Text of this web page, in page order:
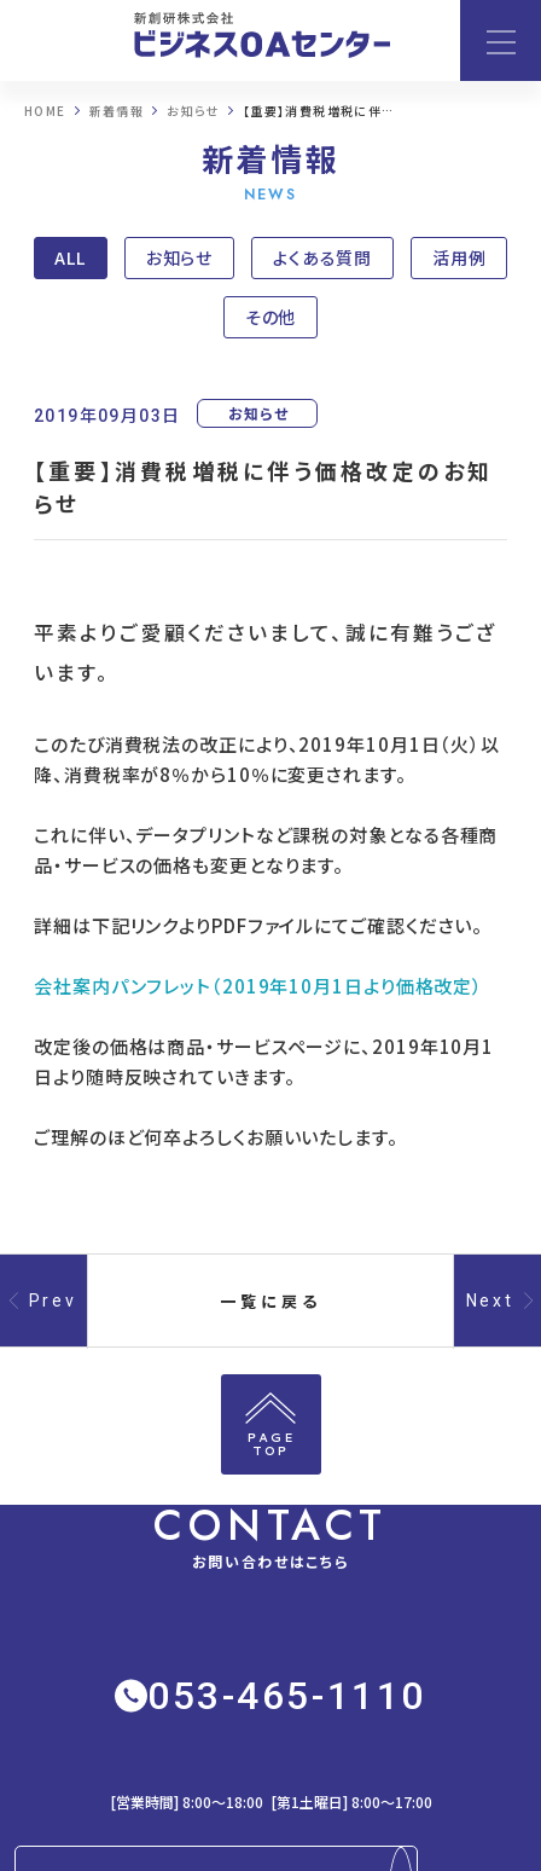
HOME 新着情報 お知らせ 【重要】消費税増税に伴う価格改定のお知らせ
新着情報
NEWS
ALL お知らせ よくある質問 活用例
その他
2019年09月03日 お知らせ
【重要】消費税増税に伴う価格改定のお知
らせ
平素よりご愛顧くださいまして、誠に有難うござ
います。
このたび消費税法の改正により、2019年10月1日（火）以
降、消費税率が8％から10％に変更されます。
これに伴い、データプリントなど課税の対象となる各種商
品・サービスの価格も変更となります。
詳細は下記リンクよりPDFファイルにてご確認ください。
会社案内パンフレット（2019年10月1日より価格改定）
改定後の価格は商品・サービスページに、2019年10月1
日より随時反映されていきます。
ご理解のほど何卒よろしくお願いいたします。
Prev 一覧に戻る Next
PAGE
TOP
CONTACT
お問い合わせはこちら
053-465-1110
[営業時間] 8:00～18:00 [第1土曜日] 8:00〜17:00